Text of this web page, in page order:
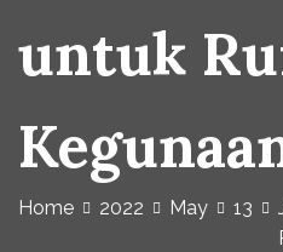
untuk
Home 2022 May 13